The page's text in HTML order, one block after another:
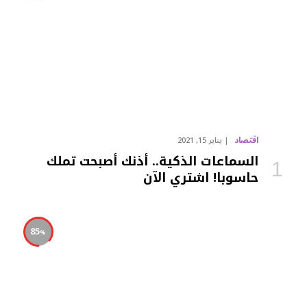
اقتصاد يناير 15, 2021
السماعات الذكية.. أذنك أصبحت تملك
حاسوبا! اشتري الآن
85